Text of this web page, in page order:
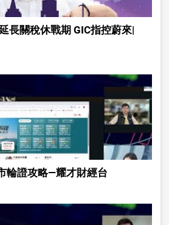
長關稅休戰期 GIC指控蔚來|
輪證攻略—耀才財經台